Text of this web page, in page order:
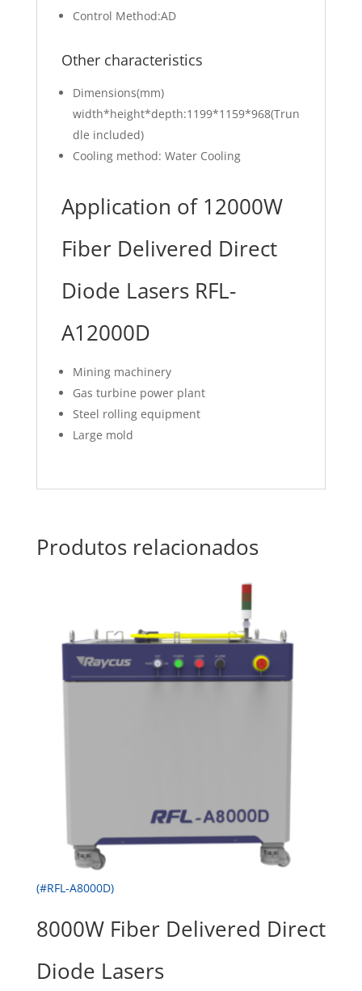
Control Method:AD
Other characteristics
Dimensions(mm)
width*height*depth:1199*1159*968(Trun
dle included)
Cooling method: Water Cooling
Application of 12000W
Fiber Delivered Direct
Diode Lasers RFL-
A12000D
Mining machinery
Gas turbine power plant
Steel rolling equipment
Large mold
Produtos relacionados
(#RFL-A8000D)
8000W Fiber Delivered Direct
Diode Lasers